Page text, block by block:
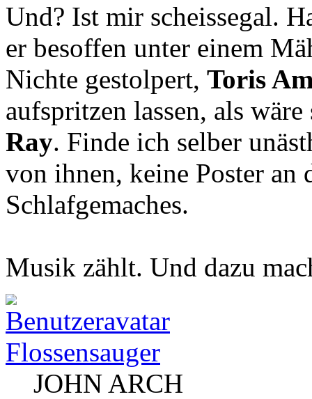
Und? Ist mir scheissegal.
er besoffen unter einem
Nichte gestolpert, Toris
aufspritzen lassen, als
Ray. Finde ich selber
von ihnen, keine Poster an
Schlafgemaches.
Musik zählt. Und dazu
Flossensauger
JOHN ARCH